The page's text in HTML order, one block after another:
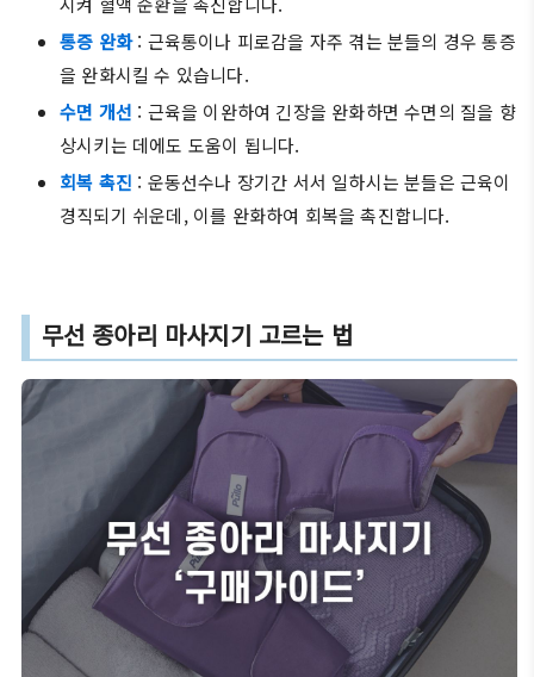
통증 완화: 근육통이나 피로감을 자주 겪는 분들의 경우 통증
을 완화시킬 수 있습니다.
수면 개선 : 근육을 이완하여 긴장을 완화하면 수면의 질을 향
상시키는 데에도 도움이 됩니다.
회복 촉진 : 운동선수나 장기간 서서 일하시는 분들은 근육이
경직되기 쉬운데, 이를 완화하여 회복을 촉진합니다.
무선 종아리 마사지기 고르는 법